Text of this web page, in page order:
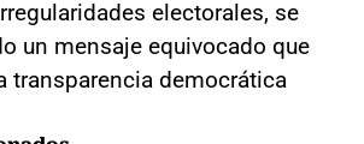
electorales, se
un mensaje equivocado que
transparencia democrática